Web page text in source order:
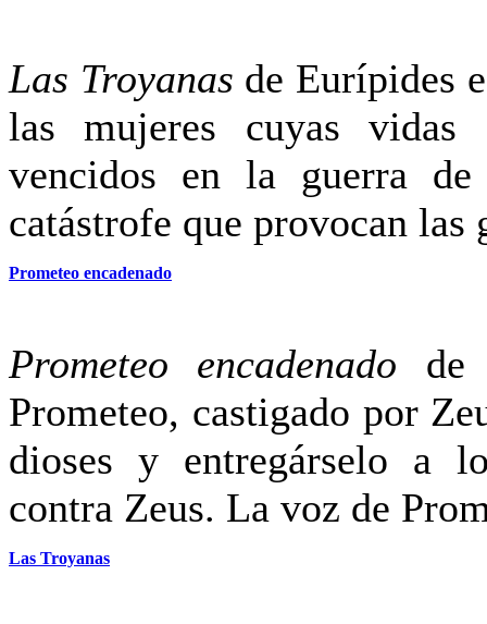
Las Troyanas de Eurípides
las mujeres cuyas vidas
vencidos en la guerra
catástrofe que provocan
Prometeo encadenado
Prometeo encadenado de
Prometeo, castigado por
dioses y entregárselo a
contra Zeus. La voz de
Las Troyanas